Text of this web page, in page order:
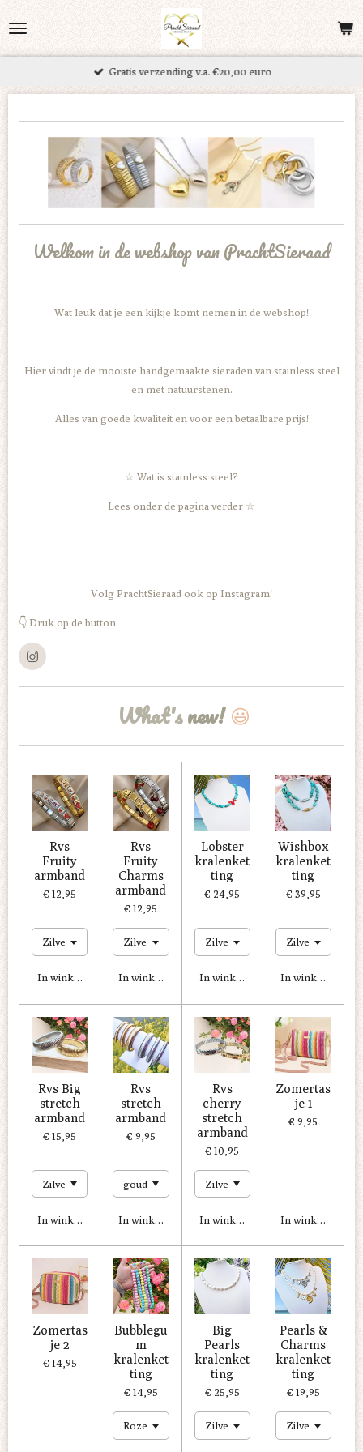
direct
naar
hoofdinhoud
Gratis verzending v.a. €20,00 euro
Welkom in de webshop van PrachtSieraad
Wat leuk dat je een kijkje komt nemen in de webshop!
Hier vindt je de mooiste handgemaakte sieraden van stainless steel
en met natuurstenen.
Alles van goede kwaliteit en voor een betaalbare prijs!
☆ Wat is stainless steel?
Lees onder de pagina verder ☆
Volg PrachtSieraad ook op Instagram!
👇 Druk op de button.
I
n
s
a
What'snew!😃
Rvs
Fruity
armband
€ 12,95
In winkelwagen
Rvs
Fruity
Charms
armband
€ 12,95
In winkelwagen
Lobster
kralenket
ting
€ 24,95
In winkelwagen
Wishbox
kralenket
ting
€ 39,95
In winkelwagen
Rvs Big
stretch
armband
€ 15,95
In winkelwagen
Rvs
stretch
armband
€ 9,95
In winkelwagen
Rvs
cherry
stretch
armband
€ 10,95
In winkelwagen
Zomertas
je 1
€ 9,95
In winkelwagen
Zomertas
je 2
€ 14,95
Bubblegu
m
kralenket
ting
€ 14,95
Big
Pearls
kralenket
ting
€ 25,95
Pearls &
Charms
kralenket
ting
€ 19,95